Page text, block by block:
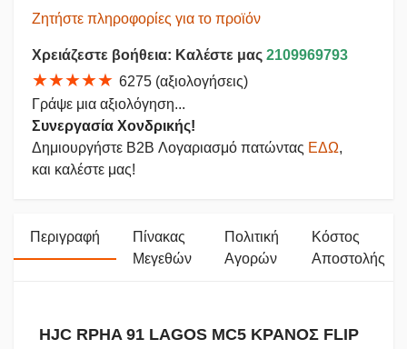
Ζητήστε πληροφορίες για το προϊόν
Χρειάζεστε βοήθεια: Καλέστε μας 2109969793
★★★★★ 6275 (αξιολογήσεις)
Γράψε μια αξιολόγηση...
Συνεργασία Χονδρικής!
Δημιουργήστε B2B Λογαριασμό πατώντας ΕΔΩ,
και καλέστε μας!
Περιγραφή
Πίνακας
Μεγεθών
Πολιτική
Αγορών
Κόστος
Αποστολής
HJC RPHA 91 LAGOS MC5 ΚΡΑΝΟΣ FLIP